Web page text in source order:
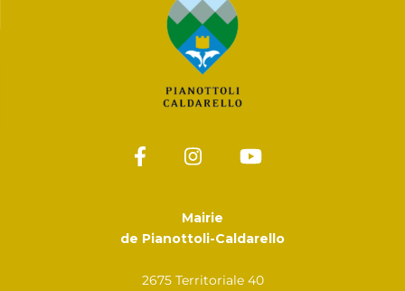
Mairie
de Pianottoli-Caldarello
2675 Territoriale 40